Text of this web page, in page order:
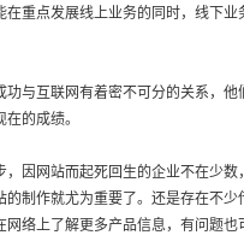
点发展线上业务的同时，线下业
互联网有着密不可分的关系，他
的成绩。
网站而起死回生的企业不在少数
制作就尤为重要了。还是存在不
络上了解更多产品信息，有问题